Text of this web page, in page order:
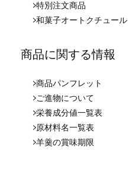
特別注文商品
和菓子オートクチュール
商品に関する情報
商品パンフレット
ご進物について
栄養成分値一覧表
原材料名一覧表
羊羹の賞味期限